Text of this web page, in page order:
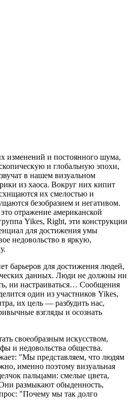
изменений и постоянного шума,
и глобальную эпохи,
в нашем визуальном
из хаоса. Вокруг них кипит
их смелостью и
безобразием и негативом.
отражение американской
Yikes, Right, эти конструкции
для достижения умы
недовольство в яркую,
барьеров для достижения людей,
данных. Люди не должны ни
ни настраиваться… Сообщения
один из участников Yikes,
их цель — разбудить нас,
взгляды и осознать
своеобразным искусством,
и недовольства общества.
"Мы представляем, что людям
именно поэтому визуальная
пальцами: смелые цвета,
размыкают обыденность,
"Почему мы так долго